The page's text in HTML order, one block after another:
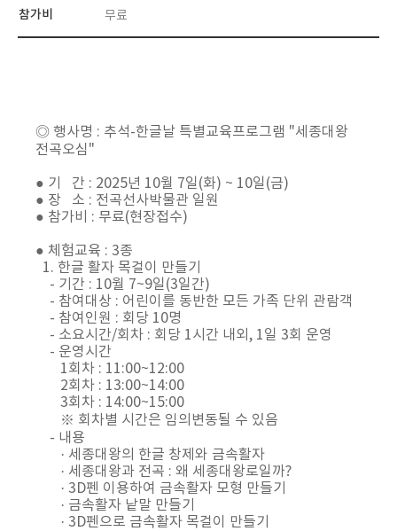
참가비 무료
◎ 행사명 : 추석-한글날 특별교육프로그램 "세종대왕
전곡오심"
● 기 간 : 2025년 10월 7일(화) ~ 10일(금)
● 장 소 : 전곡선사박물관 일원
● 참가비 : 무료(현장접수)
● 체험교육 : 3종
1. 한글 활자 목걸이 만들기
- 기간 : 10월 7~9일(3일간)
- 참여대상 : 어린이를 동반한 모든 가족 단위 관람객
- 참여인원 : 회당 10명
- 소요시간/회차 : 회당 1시간 내외, 1일 3회 운영
- 운영시간
1회차 : 11:00~12:00
2회차 : 13:00~14:00
3회차 : 14:00~15:00
※ 회차별 시간은 임의변동될 수 있음
- 내용
· 세종대왕의 한글 창제와 금속활자
· 세종대왕과 전곡 : 왜 세종대왕로일까?
· 3D펜 이용하여 금속활자 모형 만들기
· 금속활자 낱말 만들기
· 3D펜으로 금속활자 목걸이 만들기